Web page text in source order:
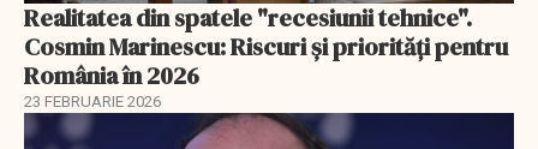
Realitatea din spatele "recesiunii tehnice".
Cosmin Marinescu: Riscuri și priorități pentru
România în 2026
23 FEBRUARIE 2026
EXCLUSIV